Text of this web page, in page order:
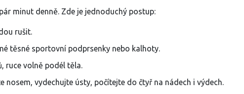
minut denně. Zde je jednoduchý postup:
rušit.
těsné sportovní podprsenky nebo kalhoty.
ruce volně podél těla.
nosem, vydechujte ústy, počítejte do čtyř na nádech i výdech.